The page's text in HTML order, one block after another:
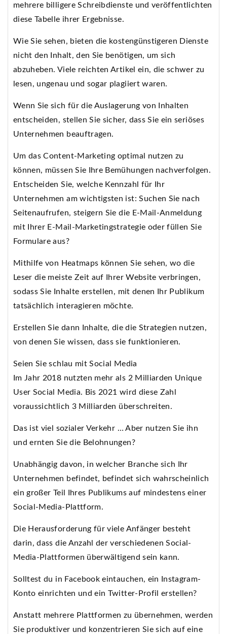
mehrere billigere Schreibdienste und veröffentlichten
diese Tabelle ihrer Ergebnisse.
Wie Sie sehen, bieten die kostengünstigeren Dienste
nicht den Inhalt, den Sie benötigen, um sich
abzuheben. Viele reichten Artikel ein, die schwer zu
lesen, ungenau und sogar plagiiert waren.
Wenn Sie sich für die Auslagerung von Inhalten
entscheiden, stellen Sie sicher, dass Sie ein seriöses
Unternehmen beauftragen.
Um das Content-Marketing optimal nutzen zu
können, müssen Sie Ihre Bemühungen nachverfolgen.
Entscheiden Sie, welche Kennzahl für Ihr
Unternehmen am wichtigsten ist: Suchen Sie nach
Seitenaufrufen, steigern Sie die E-Mail-Anmeldung
mit Ihrer E-Mail-Marketingstrategie oder füllen Sie
Formulare aus?
Mithilfe von Heatmaps können Sie sehen, wo die
Leser die meiste Zeit auf Ihrer Website verbringen,
sodass Sie Inhalte erstellen, mit denen Ihr Publikum
tatsächlich interagieren möchte.
Erstellen Sie dann Inhalte, die die Strategien nutzen,
von denen Sie wissen, dass sie funktionieren.
Seien Sie schlau mit Social Media
Im Jahr 2018 nutzten mehr als 2 Milliarden Unique
User Social Media. Bis 2021 wird diese Zahl
voraussichtlich 3 Milliarden überschreiten.
Das ist viel sozialer Verkehr … Aber nutzen Sie ihn
und ernten Sie die Belohnungen?
Unabhängig davon, in welcher Branche sich Ihr
Unternehmen befindet, befindet sich wahrscheinlich
ein großer Teil Ihres Publikums auf mindestens einer
Social-Media-Plattform.
Die Herausforderung für viele Anfänger besteht
darin, dass die Anzahl der verschiedenen Social-
Media-Plattformen überwältigend sein kann.
Solltest du in Facebook eintauchen, ein Instagram-
Konto einrichten und ein Twitter-Profil erstellen?
Anstatt mehrere Plattformen zu übernehmen, werden
Sie produktiver und konzentrieren Sie sich auf eine